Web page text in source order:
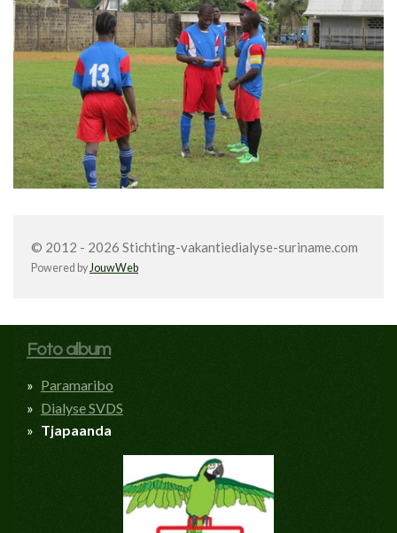
© 2012 - 2026 Stichting-vakantiedialyse-suriname.com
Powered byJouwWeb
Foto album
Paramaribo
Dialyse SVDS
Tjapaanda